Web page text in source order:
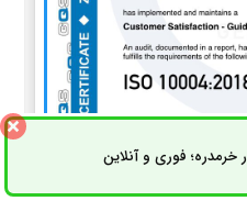
فوری و آنلاینثبت سفارش